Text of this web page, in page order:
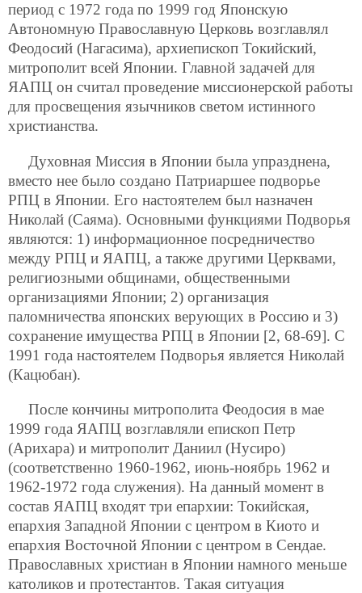
период с 1972 года по 1999 год Японскую
Автономную Православную Церковь возглавлял
Феодосий (Нагасима), архиепископ Токийский,
митрополит всей Японии. Главной задачей для
ЯАПЦ он считал проведение миссионерской работы
для просвещения язычников светом истинного
христианства.
Духовная Миссия в Японии была упразднена,
вместо нее было создано Патриаршее подворье
РПЦ в Японии. Его настоятелем был назначен
Николай (Саяма). Основными функциями Подворья
являются: 1) информационное посредничество
между РПЦ и ЯАПЦ, а также другими Церквами,
религиозными общинами, общественными
организациями Японии; 2) организация
паломничества японских верующих в Россию и 3)
сохранение имущества РПЦ в Японии [2, 68-69]. С
1991 года настоятелем Подворья является Николай
(Кацюбан).
После кончины митрополита Феодосия в мае
1999 года ЯАПЦ возглавляли епископ Петр
(Арихара) и митрополит Даниил (Нусиро)
(соответственно 1960-1962, июнь-ноябрь 1962 и
1962-1972 года служения). На данный момент в
состав ЯАПЦ входят три епархии: Токийская,
епархия Западной Японии с центром в Киото и
епархия Восточной Японии с центром в Сендае.
Православных христиан в Японии намного меньше
католиков и протестантов. Такая ситуация